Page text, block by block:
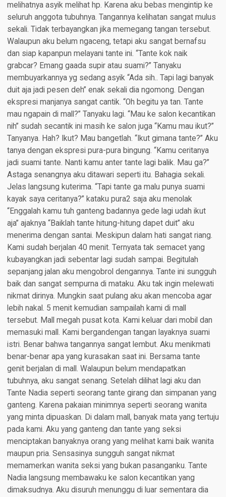
melihatnya asyik melihat hp. Karena aku bebas mengintip ke
seluruh anggota tubuhnya. Tangannya kelihatan sangat mulus
sekali. Tidak terbayangkan jika memegang tangan tersebut.
Walaupun aku belum ngaceng, tetapi aku sangat bernafsu
dan siap kapanpun melayani tante ini. “Tante kok naik
grabcar? Emang gaada supir atau suami?” Tanyaku
membuyarkannya yg sedang asyik “Ada sih.. Tapi lagi banyak
duit aja jadi pesen deh” enak sekali dia ngomong. Dengan
ekspresi manjanya sangat cantik. “Oh begitu ya tan. Tante
mau ngapain di mall?” Tanyaku lagi. “Mau ke salon kecantikan
nih” sudah secantik ini masih ke salon juga “Kamu mau ikut?”
Tanyanya. Hah? Ikut? Mau bangetlah. “Ikut gimana tante?” Aku
tanya dengan ekspresi pura-pura bingung. “Kamu ceritanya
jadi suami tante. Nanti kamu anter tante lagi balik. Mau ga?”
Astaga senangnya aku ditawari seperti itu. Bahagia sekali.
Jelas langsung kuterima. “Tapi tante ga malu punya suami
kayak saya ceritanya?” kataku pura2 saja aku menolak
“Enggalah kamu tuh ganteng badannya gede lagi udah ikut
aja” ajaknya “Baiklah tante hitung-hitung dapet duit” aku
menerima dengan santai. Meskipun dalam hati sangat riang.
Kami sudah berjalan 40 menit. Ternyata tak semacet yang
kubayangkan jadi sebentar lagi sudah sampai. Begitulah
sepanjang jalan aku mengobrol dengannya. Tante ini sungguh
baik dan sangat sempurna di mataku. Aku tak ingin melewati
nikmat dirinya. Mungkin saat pulang aku akan mencoba agar
lebih nakal. 5 menit kemudian sampailah kami di mall
tersebut. Mall megah pusat kota. Kami keluar dari mobil dan
memasuki mall. Kami bergandengan tangan layaknya suami
istri. Benar bahwa tangannya sangat lembut. Aku menikmati
benar-benar apa yang kurasakan saat ini. Bersama tante
genit berjalan di mall. Walaupun belum mendapatkan
tubuhnya, aku sangat senang. Setelah dilihat lagi aku dan
Tante Nadia seperti seorang tante girang dan simpanan yang
ganteng. Karena pakaian minimnya seperti seorang wanita
yang minta dipuaskan. Di dalam mall, banyak mata yang tertuju
pada kami. Aku yang ganteng dan tante yang seksi
menciptakan banyaknya orang yang melihat kami baik wanita
maupun pria. Sensasinya sungguh sangat nikmat
memamerkan wanita seksi yang bukan pasanganku. Tante
Nadia langsung membawaku ke salon kecantikan yang
dimaksudnya. Aku disuruh menunggu di luar sementara dia